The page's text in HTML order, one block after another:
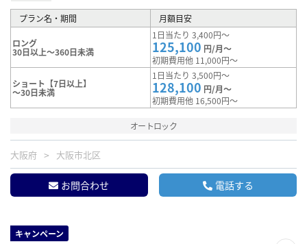
プラン名・期間 月額目安
ロング
30日以上～360日未満
1日当たり 3,400円～
125,100 円/月～
初期費用他 11,000円～
ショート【7日以上】
～30日未満
1日当たり 3,500円～
128,100 円/月～
初期費用他 16,500円～
オートロック
大阪府 大阪市北区
お問合わせ 電話する
キャンペーン